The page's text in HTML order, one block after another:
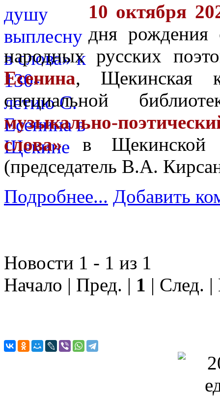
10 октября
дня
народных русских
Есенина, Щекинская
специальной
музыкально-
слова»в Щекинской
(председатель В.А.
Подробнее... Добавить
Новости 1 - 1 из 1
Начало | Пред. | 1 | След.